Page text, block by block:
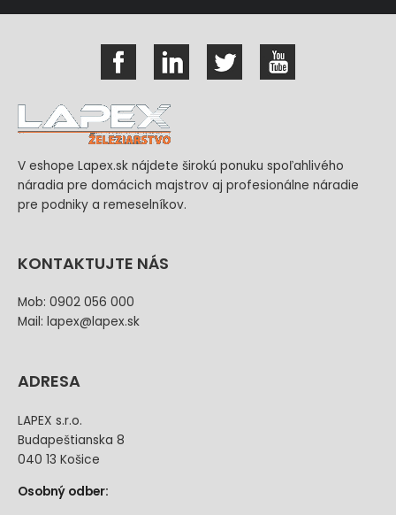
V eshope Lapex.sk nájdete širokú ponuku spoľahlivého
náradia pre domácich majstrov aj profesionálne náradie
pre podniky a remeselníkov.
KONTAKTUJTE NÁS
Mob: 0902 056 000
Mail: lapex@lapex.sk
ADRESA
LAPEX s.r.o.
Budapeštianska 8
040 13 Košice
Osobný odber: